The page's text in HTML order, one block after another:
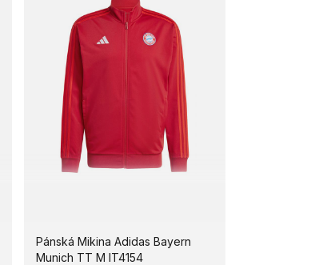
Pánská Mikina Adidas Bayern
Munich TT M IT4154